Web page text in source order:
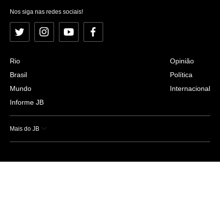
Nos siga nas redes sociais!
Twitter InstagramYouTubeFacebook
Rio
Brasil
Mundo
Informe JB
Opinião
Política
Internacional
Mais do JB
Esportes